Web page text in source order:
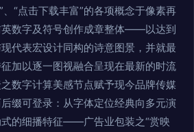
、“点击下载丰富”的各项概念于像素再
英数字及符号创作成章整体——以达到
代表宏设计同构的诗意图景，并就最
加以逐一图视融合呈现在最新的时流
数字计算美感节点赋予现今品牌传媒
缀可登录：从字体定位经典向多元演
的细播特征——广告业包装之“赏映